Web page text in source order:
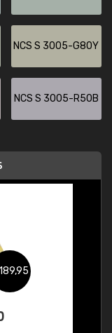
NCS S 3005-G80Y
NCS S 3005-R50B